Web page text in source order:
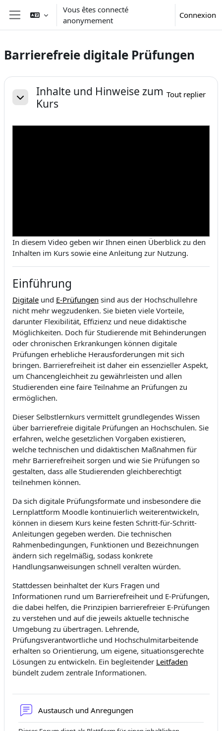
Passer au contenu principal
Panneau latéral
Vous êtes connecté
anonymement
Connexion
Barrierefreie digitale Prüfungen
Résumé de section
Replier
Inhalte und Hinweise zum
Kurs
Tout replier
In diesem Video geben wir Ihnen einen Überblick zu den
Inhalten im Kurs sowie eine Anleitung zur Nutzung.
Einführung
Digitale und E-Prüfungen sind aus der Hochschullehre
nicht mehr wegzudenken. Sie bieten viele Vorteile,
darunter Flexibilität, Effizienz und neue didaktische
Möglichkeiten. Doch für Studierende mit Behinderungen
oder chronischen Erkrankungen können digitale
Prüfungen erhebliche Herausforderungen mit sich
bringen. Barrierefreiheit ist daher ein essenzieller Aspekt,
um Chancengleichheit zu gewährleisten und allen
Studierenden eine faire Teilnahme an Prüfungen zu
ermöglichen.
Dieser Selbstlernkurs vermittelt grundlegendes Wissen
über barrierefreie digitale Prüfungen an Hochschulen. Sie
erfahren, welche gesetzlichen Vorgaben existieren,
welche technischen und didaktischen Maßnahmen für
mehr Barrierefreiheit sorgen und wie Sie Prüfungen so
gestalten, dass alle Studierenden gleichberechtigt
teilnehmen können.
Da sich digitale Prüfungsformate und insbesondere die
Lernplattform Moodle kontinuierlich weiterentwickeln,
können in diesem Kurs keine festen Schritt-für-Schritt-
Anleitungen gegeben werden. Die technischen
Rahmenbedingungen, Funktionen und Bezeichnungen
ändern sich regelmäßig, sodass konkrete
Handlungsanweisungen schnell veralten würden.
Stattdessen beinhaltet der Kurs Fragen und
Informationen rund um Barrierefreiheit und E-Prüfungen,
die dabei helfen, die Prinzipien barrierefreier E-Prüfungen
zu verstehen und auf die jeweils aktuelle technische
Umgebung zu übertragen. Lehrende,
Prüfungsverantwortliche und Hochschulmitarbeitende
erhalten so Orientierung, um eigene, situationsgerechte
Lösungen zu entwickeln. Ein begleitender Leitfaden
bündelt zudem zentrale Informationen.
Austausch und Anregungen